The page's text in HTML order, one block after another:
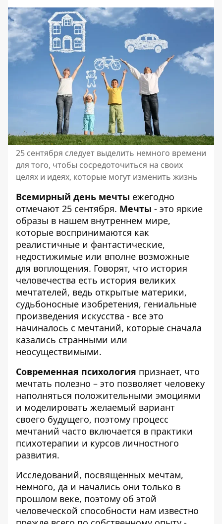
25 сентября следует выделить немного времени
для того, чтобы сосредоточиться на своих
целях и идеях, которые могут изменить жизнь
Всемирный день мечты ежегодно
отмечают 25 сентября. Мечты - это яркие
образы в нашем внутреннем мире,
которые воспринимаются как
реалистичные и фантастические,
недостижимые или вполне возможные
для воплощения. Говорят, что история
человечества есть история великих
мечтателей, ведь открытые материки,
судьбоносные изобретения, гениальные
произведения искусства - все это
начиналось с мечтаний, которые сначала
казались странными или
неосуществимыми.
Современная психология признает, что
мечтать полезно – это позволяет человеку
наполняться положительными эмоциями
и моделировать желаемый вариант
своего будущего, поэтому процесс
мечтаний часто включается в практики
психотерапии и курсов личностного
развития.
Исследований, посвященных мечтам,
немного, да и начались они только в
прошлом веке, поэтому об этой
человеческой способности нам известно